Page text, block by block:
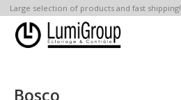
Large selection of products and fast shipping!
Bosco